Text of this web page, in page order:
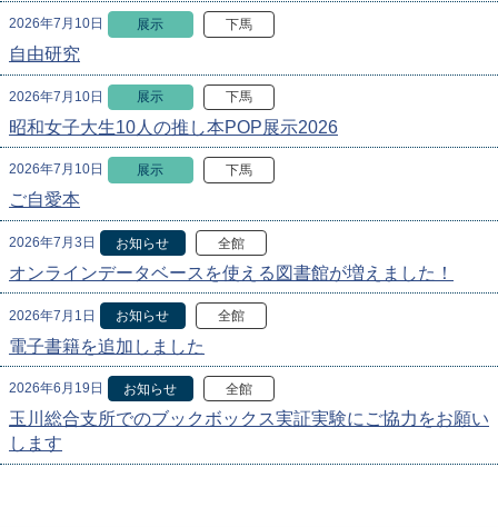
2026年7月10日 展示 下馬
自由研究
2026年7月10日 展示 下馬
昭和女子大生10人の推し本POP展示2026
2026年7月10日 展示 下馬
ご自愛本
2026年7月3日 お知らせ 全館
オンラインデータベースを使える図書館が増えました！
2026年7月1日 お知らせ 全館
電子書籍を追加しました
2026年6月19日 お知らせ 全館
玉川総合支所でのブックボックス実証実験にご協力をお願い
します